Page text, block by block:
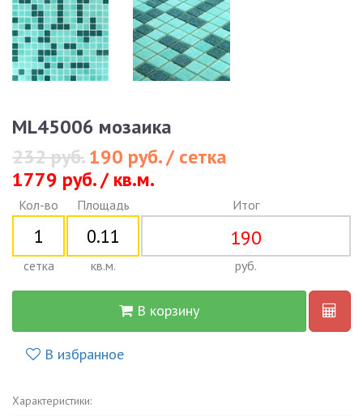
ML45006 мозаика
232 руб.190 руб. / сетка
1779 руб. / кв.м.
Кол-во
сетка
Площадь
кв.м.
Итог
190
руб.
В корзину
В избранное
Характеристики: